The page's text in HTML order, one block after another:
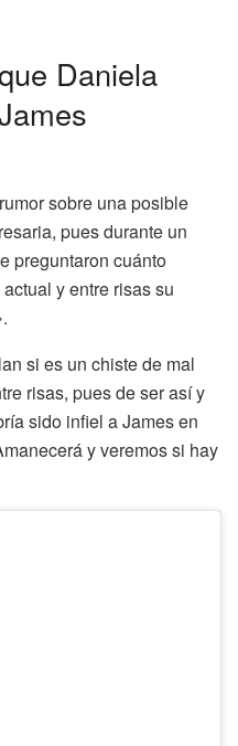
Daniela
sobre una posible
pues durante un
preguntaron cuánto
y entre risas su
.
si es un chiste de mal
risas, pues de ser así y
sido infiel a James en
y veremos si hay